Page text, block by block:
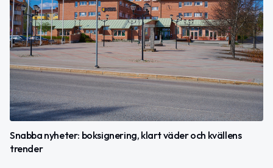
Snabba nyheter: boksignering, klart väder och kvällens
trender